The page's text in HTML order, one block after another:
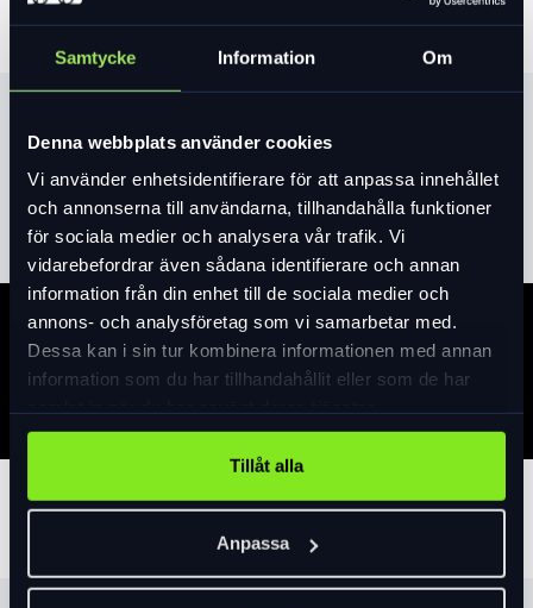
Samtycke Information Om
Denna webbplats använder cookies
Vi använder enhetsidentifierare för att anpassa innehållet
och annonserna till användarna, tillhandahålla funktioner
för sociala medier och analysera vår trafik. Vi
vidarebefordrar även sådana identifierare och annan
information från din enhet till de sociala medier och
annons- och analysföretag som vi samarbetar med.
Dessa kan i sin tur kombinera informationen med annan
information som du har tillhandahållit eller som de har
Tillåt alla
Anpassa
Produktinformation
Läs merexpand_more
Specifikation
Tillbehör